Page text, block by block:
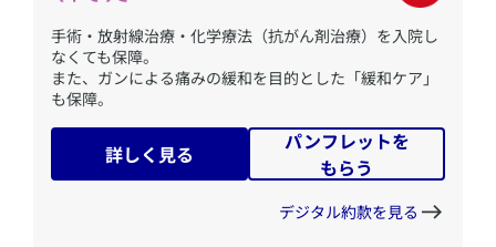
​手術・放射線治療・化学療法（抗がん剤治療）を入院し
なくても保障。
また、ガンによる痛みの緩和を目的とした「緩和ケア」
も保障。
詳しく見る
パンフレットを
もらう
デジタル約款を見る